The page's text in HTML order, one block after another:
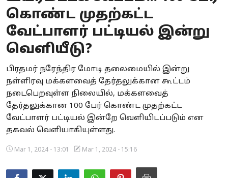
Business
Crime
National
World
Astrology
Spirituality
Weather
கொண்ட முதற்கட்ட
வேட்பாளர் பட்டியல் இன்று
வெளியீடு?
பிரதமர் நரேந்திர மோடி தலைமையில் இன்று
நள்ளிரவு மக்களவைத் தேர்தலுக்கான கூட்டம்
நடைபெறவுள்ள நிலையில், மக்களவைத்
தேர்தலுக்கான 100 பேர் கொண்ட முதற்கட்ட
வேட்பாளர் பட்டியல் இன்றே வெளியிடப்படும் என
தகவல் வெளியாகியுள்ளது.
Mar 1, 2024 - 13:01 Mar 1, 2024 - 15:16